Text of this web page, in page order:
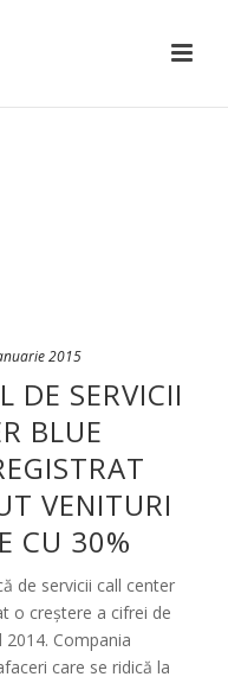
2015
DE SERVICII
BLUE
VENITURI
CU 30%
de servicii call center
o creştere a cifrei de
2014. Compania
care se ridică la